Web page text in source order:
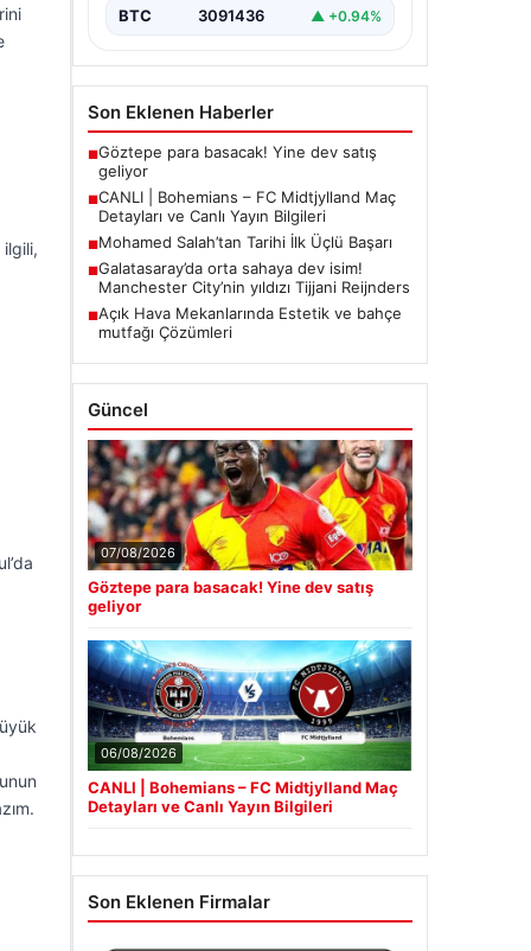
BTC 3091436 ▲ +0.94%
Son Eklenen Haberler
■Göztepe para basacak! Yine dev satış
geliyor
■CANLI | Bohemians – FC Midtjylland Maç
Detayları ve Canlı Yayın Bilgileri
■Mohamed Salah’tan Tarihi İlk Üçlü Başarı
■Galatasaray’da orta sahaya dev isim!
Manchester City’nin yıldızı Tijjani Reijnders
■Açık Hava Mekanlarında Estetik ve bahçe
mutfağı Çözümleri
Güncel
07/08/2026
Göztepe para basacak! Yine dev satış
geliyor
06/08/2026
CANLI | Bohemians – FC Midtjylland Maç
Detayları ve Canlı Yayın Bilgileri
Son Eklenen Firmalar